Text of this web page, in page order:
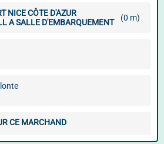
NICE CÔTE D'AZUR
A SALLE D'EMBARQUEMENT
(0 m)
CE MARCHAND